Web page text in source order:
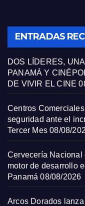
ENTRADAS
DOS LÍDERES,
PANAMÁ Y
DE VIVIR EL CINE
Centros
seguridad ante el
Tercer Mes 08/08/
Cervecería Nacional
motor de desarrollo
Panamá 08/08/2026
Arcos Dorados